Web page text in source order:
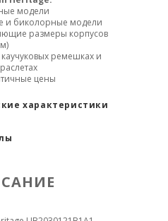
модели
и биколорные модели
размеры корпусов
ремешках и
цены
характеристики